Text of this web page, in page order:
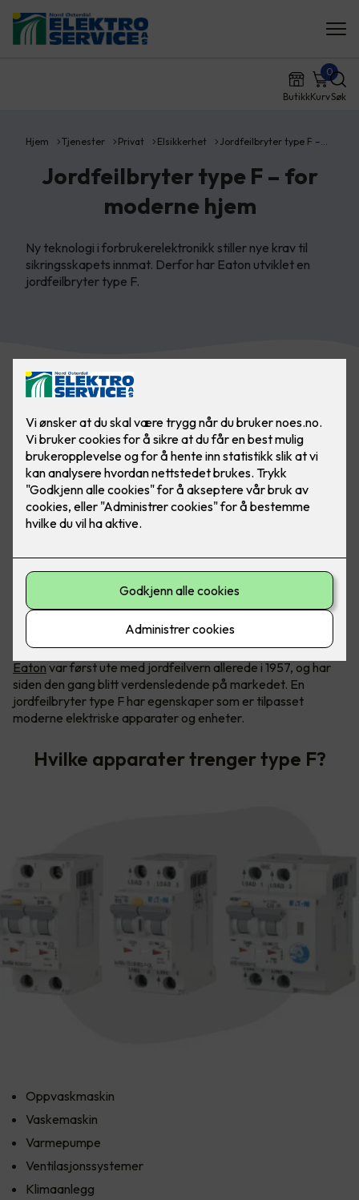
ButikkKurv
0
Søk
Hjem Tjenester Privat Elsikkerhet Jordfeilbryter type F –…
Jordfeilbryter type F – for
moderne hjem
Ny teknologi i forbrukerelektronikk stiller nye krav til
sikringsskapets innmat. Derfor har Eaton utviklet en
jordfeilbryter type F.
En jordfeilbryter type F trenger du til apparater som har
høyere effekt eller frekvensdrevne enheter.
Eaton var først ute med jordfeilvern allerede i 1957, og har
siden den gang blitt verdensledende på markedet. En
jordfeilbryter type F har egenskaper som er tilpasset
moderne elektriske apparater og enheter.
Hvilke apparater trenger type F?
Oppvaskmaskin
Vaskemaskin
Varmepumpe
Ventilasjonssystemer
Klimaanlegg